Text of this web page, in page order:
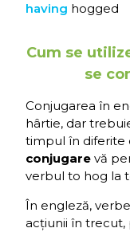
having hogged
Cum se
se
Conjugarea în
hârtie, dar
timpul în diferite
conjugare vă
verbul to hog la
În engleză,
acțiunii în trecut,